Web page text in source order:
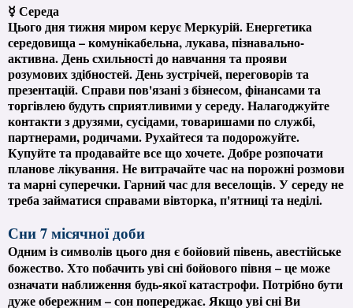
☿ Середа
Цього дня тижня миром керує Меркурій. Енергетика
середовища – комунікабельна, лукава, пізнавально-
активна. День схильності до навчання та прояви
розумових здібностей. День зустрічей, переговорів та
презентацій. Справи пов'язані з бізнесом, фінансами та
торгівлею будуть сприятливими у середу. Налагоджуйте
контакти з друзями, сусідами, товаришами по службі,
партнерами, родичами. Рухайтеся та подорожуйте.
Купуйте та продавайте все що хочете. Добре розпочати
планове лікування. Не витрачайте час на порожні розмови
та марні суперечки. Гарний час для веселощів. У середу не
треба займатися справами вівторка, п'ятниці та неділі.
Сни 7 місячної доби
Одним із символів цього дня є бойовий півень, авестійське
божество. Хто побачить уві сні бойового півня – це може
означати наближення будь-якої катастрофи. Потрібно бути
дуже обережним – сон попереджає. Якщо уві сні Ви